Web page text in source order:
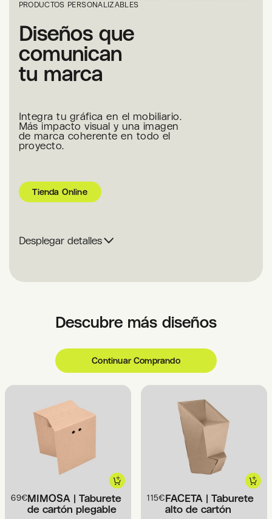
PRODUCTOS PERSONALIZABLES
Diseños que
comunican
tu marca
Integra tu gráfica en el mobiliario.
Más impacto visual y una imagen
de marca coherente en todo el
proyecto.
Tienda Online
Desplegar detalles
'Impresión'
Selecciona tu producto y la opción de impresión.
Añade al carrito
Completa tu pedido y finaliza el proceso de
Recibe las plantillas
gráficas
Descubre más diseños
Continuar Comprando
MIMOSA | Taburete
de cartón plegable
69€
FACETA | Taburete
alto de cartón
115€